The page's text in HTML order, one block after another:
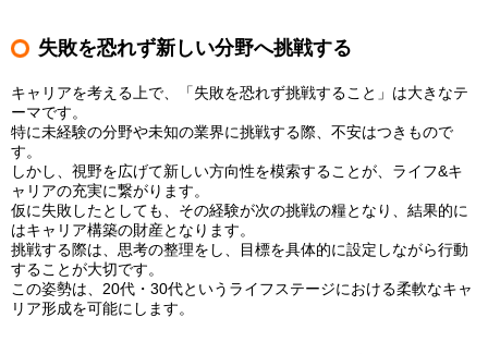
失敗を恐れず新しい分野へ挑戦する
キャリアを考える上で、「失敗を恐れず挑戦すること」は大きなテ
ーマです。
特に未経験の分野や未知の業界に挑戦する際、不安はつきもので
す。
しかし、視野を広げて新しい方向性を模索することが、ライフ&キ
ャリアの充実に繋がります。
仮に失敗したとしても、その経験が次の挑戦の糧となり、結果的に
はキャリア構築の財産となります。
挑戦する際は、思考の整理をし、目標を具体的に設定しながら行動
することが大切です。
この姿勢は、20代・30代というライフステージにおける柔軟なキャ
リア形成を可能にします。